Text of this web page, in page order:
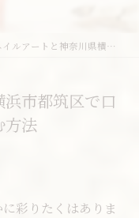
アートと神奈川県横浜市都筑区で口コミ人気デザインを楽しむ方法
市都筑区で口
方法
彩りたくはありま